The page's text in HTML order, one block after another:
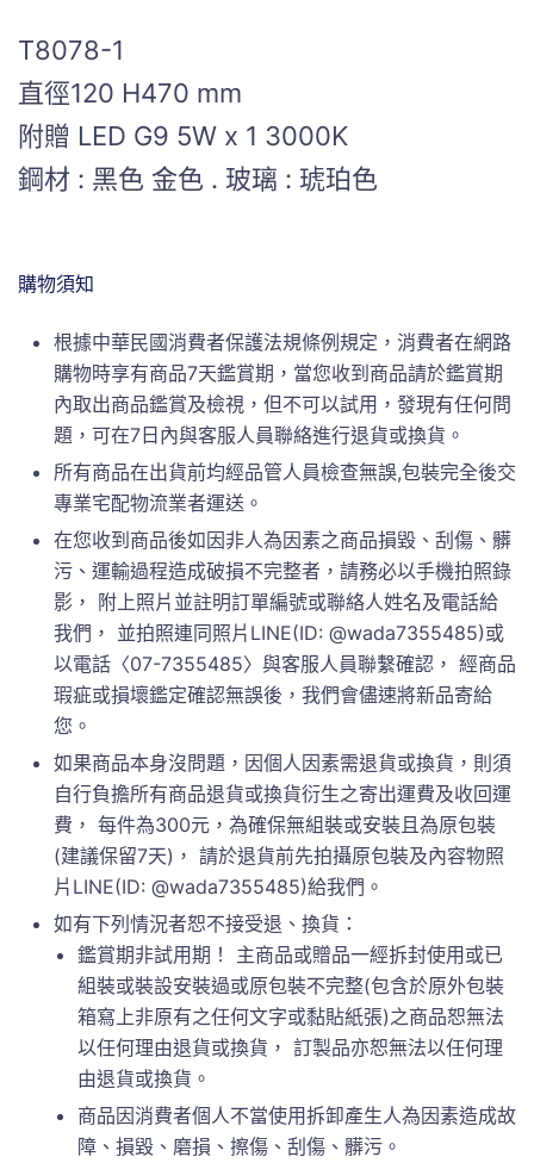
T8078-1
直徑120 H470 mm
附贈 LED G9 5W x 1 3000K
鋼材 : 黑色 金色 . 玻璃 : 琥珀色
購物須知
根據中華民國消費者保護法規條例規定，消費者在網路
購物時享有商品7天鑑賞期，當您收到商品請於鑑賞期
內取出商品鑑賞及檢視，但不可以試用，發現有任何問
題，可在7日內與客服人員聯絡進行退貨或換貨。
所有商品在出貨前均經品管人員檢查無誤,包裝完全後交
專業宅配物流業者運送。
在您收到商品後如因非人為因素之商品損毀、刮傷、髒
污、運輸過程造成破損不完整者，請務必以手機拍照錄
影， 附上照片並註明訂單編號或聯絡人姓名及電話給
我們， 並拍照連同照片LINE(ID: @wada7355485)或
以電話〈07-7355485〉與客服人員聯繫確認， 經商品
瑕疵或損壞鑑定確認無誤後，我們會儘速將新品寄給
您。
如果商品本身沒問題，因個人因素需退貨或換貨，則須
自行負擔所有商品退貨或換貨衍生之寄出運費及收回運
費， 每件為300元，為確保無組裝或安裝且為原包裝
(建議保留7天)， 請於退貨前先拍攝原包裝及內容物照
片LINE(ID: @wada7355485)給我們。
如有下列情況者恕不接受退、換貨：
鑑賞期非試用期！ 主商品或贈品一經拆封使用或已
組裝或裝設安裝過或原包裝不完整(包含於原外包裝
箱寫上非原有之任何文字或黏貼紙張)之商品恕無法
以任何理由退貨或換貨， 訂製品亦恕無法以任何理
由退貨或換貨。
商品因消費者個人不當使用拆卸產生人為因素造成故
障、損毀、磨損、擦傷、刮傷、髒污。